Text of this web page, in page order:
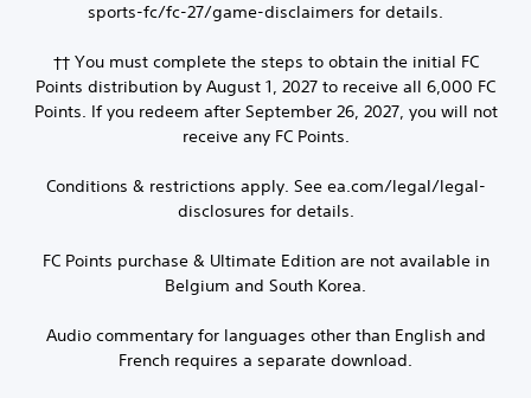
sports-fc/fc-27/game-disclaimers for details.
†† You must complete the steps to obtain the initial FC
Points distribution by August 1, 2027 to receive all 6,000 FC
Points. If you redeem after September 26, 2027, you will not
receive any FC Points.
Conditions & restrictions apply. See ea.com/legal/legal-
disclosures for details.
FC Points purchase & Ultimate Edition are not available in
Belgium and South Korea.
Audio commentary for languages other than English and
French requires a separate download.